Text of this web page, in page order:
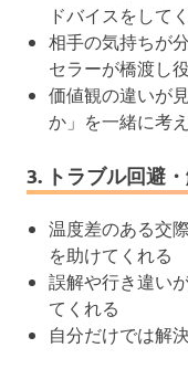
ドバイスをして
相手の気持ちが
セラーが橋渡し
価値観の違いが
か」を一緒に考
3. トラブル回避
温度差のある交
を助けてくれる
誤解や行き違い
てくれる
自分だけでは解